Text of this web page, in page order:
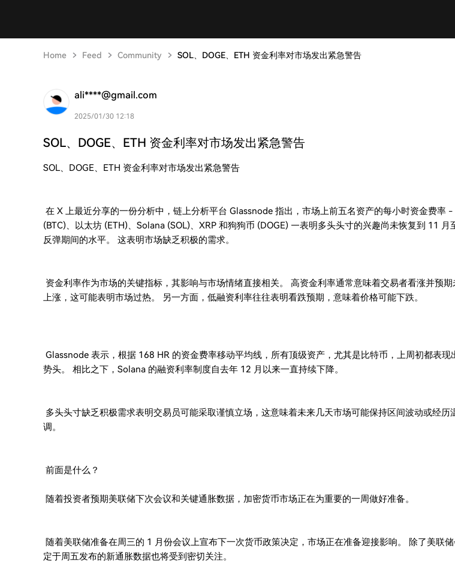
Home Feed Community SOL、DOGE、ETH 资金利率对市场发出紧急警告
ali****@gmail.com
2025/01/30 12:18
SOL、DOGE、ETH 资金利率对市场发出紧急警告
SOL、DOGE、ETH 资金利率对市场发出紧急警告
在 X 上最近分享的一份分析中，链上分析平台 Glassnode 指出，市场上前五名资产的每小时资金费率 -
(BTC)、以太坊 (ETH)、Solana (SOL)、XRP 和狗狗币 (DOGE) —表明多头头寸的兴趣尚未恢复到 11 月
反弹期间的水平。 这表明市场缺乏积极的需求。
资金利率作为市场的关键指标，其影响与市场情绪直接相关。 高资金利率通常意味着交易者看涨并预期
上涨，这可能表明市场过热。 另一方面，低融资利率往往表明看跌预期，意味着价格可能下跌。
Glassnode 表示，根据 168 HR 的资金费率移动平均线，所有顶级资产，尤其是比特币，上周初都表现
势头。 相比之下，Solana 的融资利率制度自去年 12 月以来一直持续下降。
多头头寸缺乏积极需求表明交易员可能采取谨慎立场，这意味着未来几天市场可能保持区间波动或经历
调。
前面是什么？
随着投资者预期美联储下次会议和关键通胀数据，加密货币市场正在为重要的一周做好准备。
随着美联储准备在周三的 1 月份会议上宣布下一次货币政策决定，市场正在准备迎接影响。 除了美联储
定于周五发布的新通胀数据也将受到密切关注。